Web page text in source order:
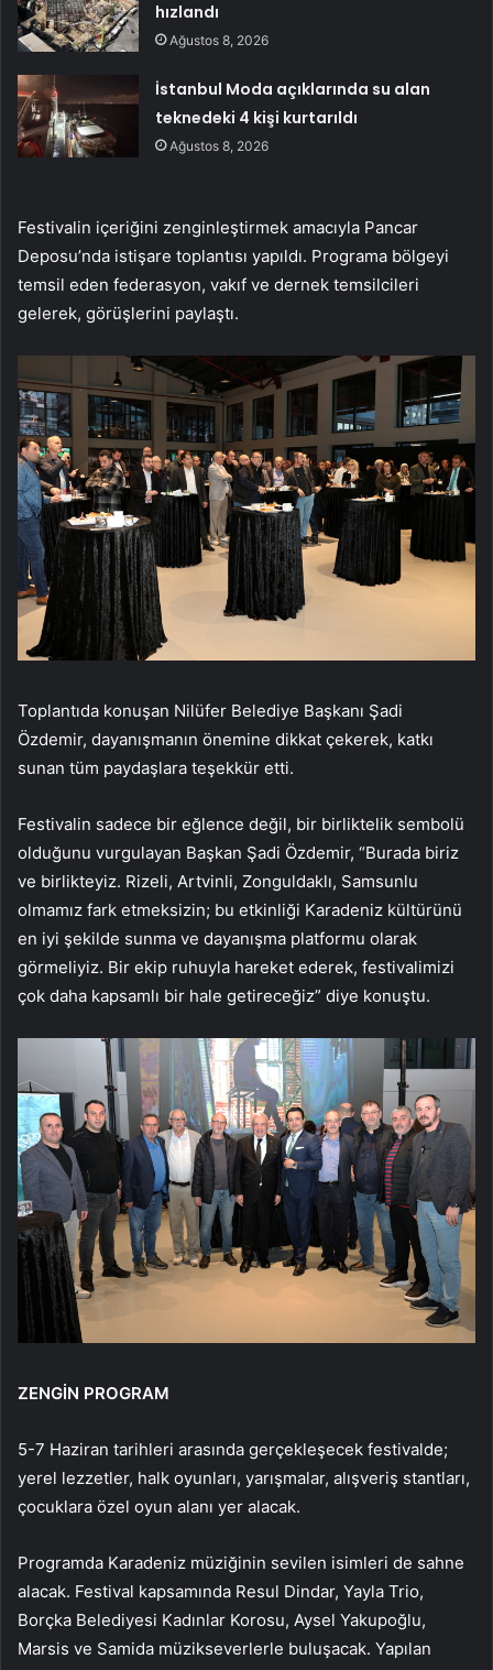
hızlandı
Ağustos 8, 2026
İstanbul Moda açıklarında su alan
teknedeki 4 kişi kurtarıldı
Ağustos 8, 2026
Festivalin içeriğini zenginleştirmek amacıyla Pancar
Deposu’nda istişare toplantısı yapıldı. Programa bölgeyi
temsil eden federasyon, vakıf ve dernek temsilcileri
gelerek, görüşlerini paylaştı.
Toplantıda konuşan Nilüfer Belediye Başkanı Şadi
Özdemir, dayanışmanın önemine dikkat çekerek, katkı
sunan tüm paydaşlara teşekkür etti.
Festivalin sadece bir eğlence değil, bir birliktelik sembolü
olduğunu vurgulayan Başkan Şadi Özdemir, “Burada biriz
ve birlikteyiz. Rizeli, Artvinli, Zonguldaklı, Samsunlu
olmamız fark etmeksizin; bu etkinliği Karadeniz kültürünü
en iyi şekilde sunma ve dayanışma platformu olarak
görmeliyiz. Bir ekip ruhuyla hareket ederek, festivalimizi
çok daha kapsamlı bir hale getireceğiz” diye konuştu.
ZENGİN PROGRAM
5-7 Haziran tarihleri arasında gerçekleşecek festivalde;
yerel lezzetler, halk oyunları, yarışmalar, alışveriş stantları,
çocuklara özel oyun alanı yer alacak.
Programda Karadeniz müziğinin sevilen isimleri de sahne
alacak. Festival kapsamında Resul Dindar, Yayla Trio,
Borçka Belediyesi Kadınlar Korosu, Aysel Yakupoğlu,
Marsis ve Samida müzikseverlerle buluşacak. Yapılan